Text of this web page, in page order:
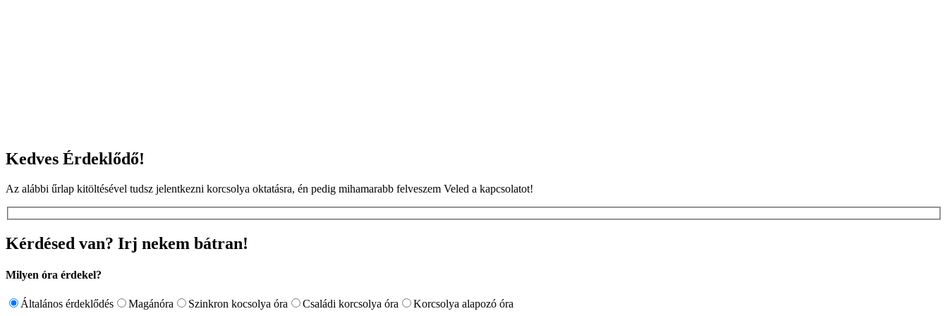
Kedves Érdeklődő!
Az alábbi űrlap kitöltésével tudsz jelentkezni korcsolya oktatásra, én pedig mihamarabb felveszem Veled a kapcsolatot!
Kérdésed van? Irj nekem bátran!
Milyen óra érdekel?
Általános érdeklődés Magánóra Szinkron kocsolya óra Családi korcsolya óra Korcsolya alapozó óra